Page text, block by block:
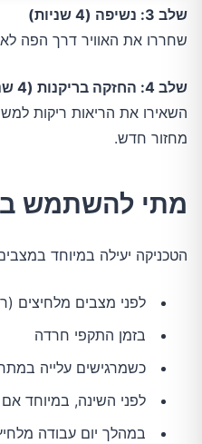
שלב 3: נשיפה (4 שניות)
שחררו את האוויר דרך הפה לאט
שלב 4: החזקה בריקנות (4 שניות)
מחזור חדש.
מתי להשתמש
הטכניקה יעילה במיוחד
לפני מצבים מלחיצים
בזמן התקפי חרדה
כשמרגישים עלייה
לפני השינה, במיוחד
במהלך יום עבודה